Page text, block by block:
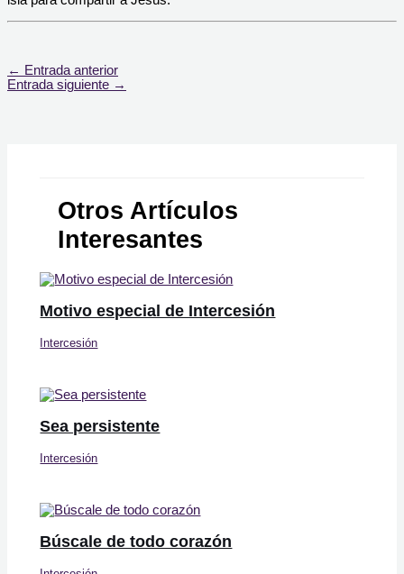
← Entrada anterior
Entrada siguiente →
Otros Artículos
Interesantes
Motivo especial de Intercesión
Intercesión
Sea persistente
Intercesión
Búscale de todo corazón